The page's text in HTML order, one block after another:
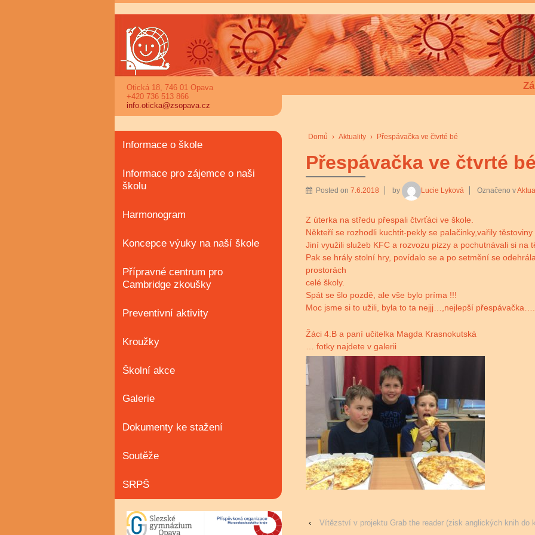
Domů › Aktuality › Přespávačka ve čtvrté bé
Přespávačka ve čtvrté bé
Posted on7.6.2018 by Lucie Lyková Označeno v
Z úterka na středu přespali čtvrťáci ve škole.
Někteří se rozhodli kuchtit-pekly se palačinky,vařily
Jiní využili služeb KFC a rozvozu pizzy a pochutnávali si na
Pak se hrály stolní hry, povídalo se a po setmění se
prostorách
celé školy.
Spát se šlo pozdě, ale vše bylo príma !!!
Moc jsme si to užili, byla to ta nejjj…,nejlepší přespávačka….
Žáci 4.B a paní učitelka Magda Krasnokutská
… fotky najdete v galerii
‹
Vítězství v projektu Grab the reader (zisk anglických knih do
Otická 18, 746 01 Opava
+420 736 513 866
info.oticka@zsopava.cz
Informace o škole
Informace pro zájemce o naši
školu
Harmonogram
Koncepce výuky na naší škole
Přípravné centrum pro
Cambridge zkoušky
Preventivní aktivity
Kroužky
Školní akce
Galerie
Dokumenty ke stažení
Soutěže
SRPŠ